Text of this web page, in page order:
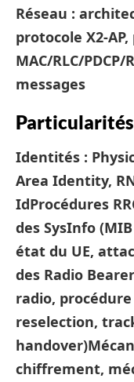
Réseau :
protocole X2-
MAC/RLC/
messages
Identités :
Area Identity,
IdProcédures
des SysInfo
état du UE,
des Radio
radio,
reselection,
handover)
chiffrement,